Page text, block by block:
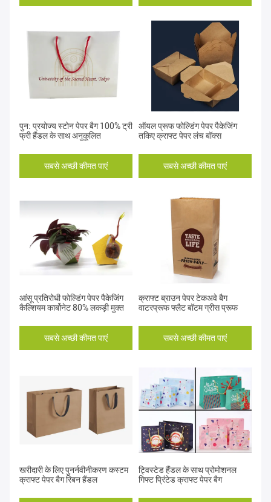
पुन: प्रयोज्य स्टोन पेपर बैग 100% ट्री
फ्री हैंडल के साथ अनुकूलित
सबसे अच्छी कीमत पाएं
ऑयल प्रूफ फोल्डिंग पेपर पैकेजिंग
तकिए क्राफ्ट पेपर लंच बॉक्स
सबसे अच्छी कीमत पाएं
आंसू प्रतिरोधी फोल्डिंग पेपर पैकेजिंग
कैल्शियम कार्बोनेट 80% लकड़ी मुक्त
सबसे अच्छी कीमत पाएं
क्राफ्ट ब्राउन पेपर टेकअवे बैग
वाटरप्रूफ फ्लैट बॉटम ग्रीस प्रूफ
सबसे अच्छी कीमत पाएं
खरीदारी के लिए पुनर्नवीनीकरण कस्टम
क्राफ्ट पेपर बैग रिबन हैंडल
ट्विस्टेड हैंडल के साथ प्रोमोशनल
गिफ्ट प्रिंटेड क्राफ्ट पेपर बैग